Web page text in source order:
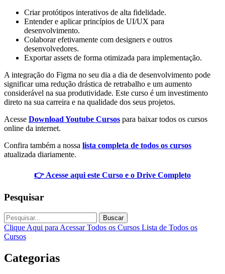
Criar protótipos interativos de alta fidelidade.
Entender e aplicar princípios de UI/UX para
desenvolvimento.
Colaborar efetivamente com designers e outros
desenvolvedores.
Exportar assets de forma otimizada para implementação.
A integração do Figma no seu dia a dia de desenvolvimento pode
significar uma redução drástica de retrabalho e um aumento
considerável na sua produtividade. Este curso é um investimento
direto na sua carreira e na qualidade dos seus projetos.
Acesse Download Youtube Cursos para baixar todos os cursos
online da internet.
Confira também a nossa lista completa de todos os cursos
atualizada diariamente.
👉 Acesse aqui este Curso e o Drive Completo
Pesquisar
Buscar
Clique Aqui para Acessar Todos os Cursos Lista de Todos os
Cursos
Categorias